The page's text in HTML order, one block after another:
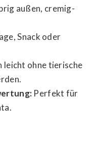
außen, cremig-
Snack oder
leicht ohne tierische
Perfekt für